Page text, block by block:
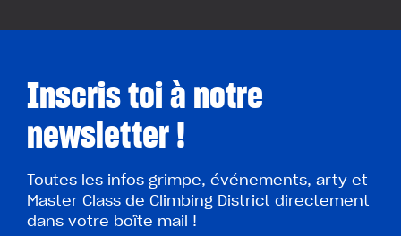
Inscris toi à notre
newsletter !
Toutes les infos grimpe, événements, arty et
Master Class de Climbing District directement
dans votre boîte mail !